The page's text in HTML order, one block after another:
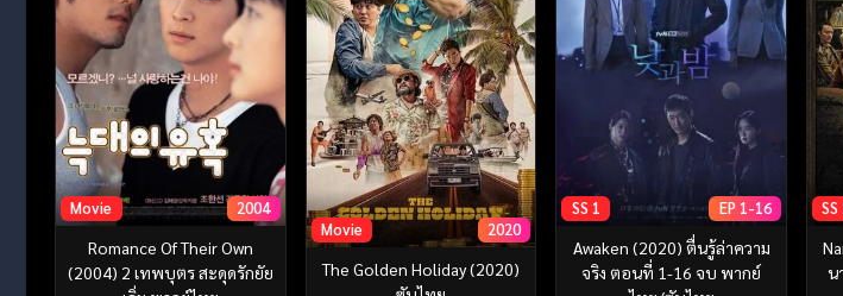
Movie 2004
Romance Of Their Own
(2004) 2 เทพบุตร สะดุดรักยัย
Movie 2020
The Golden Holiday (2020)
SS 1 EP 1-16
Awaken (2020) ตื่นรู้ล่าความ
จริง ตอนที่ 1-16 จบ พากย์
SS
น